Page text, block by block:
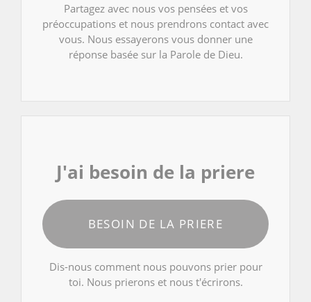
Partagez avec nous vos pensées et vos
préoccupations et nous prendrons contact avec
vous. Nous essayerons vous donner une
réponse basée sur la Parole de Dieu.
J'ai besoin de la priere
BESOIN DE LA PRIERE
Dis-nous comment nous pouvons prier pour
toi. Nous prierons et nous t'écrirons.